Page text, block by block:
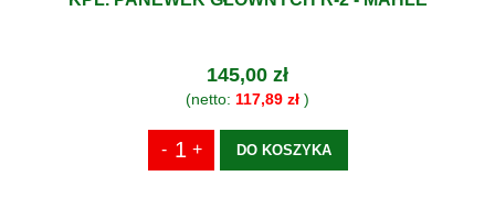
145,00 zł
(netto: 117,89 zł )
DO KOSZYKA